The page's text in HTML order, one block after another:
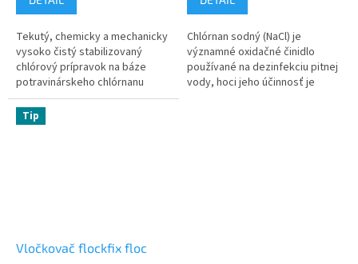
h
o
d
e
Tekutý, chemicky a mechanicky
vysoko čistý stabilizovaný
chlórový prípravok na báze
potravinárskeho chlórnanu
sodného je určený na
dezinfekciu bazénovej vody aj
pitnej vody...
Chlórnan sodný (NaCl) je
významné oxidačné činidlo
používané na dezinfekciu pitnej
vody, hoci jeho účinnosť je
Tip
Vločkovač flockfix floc